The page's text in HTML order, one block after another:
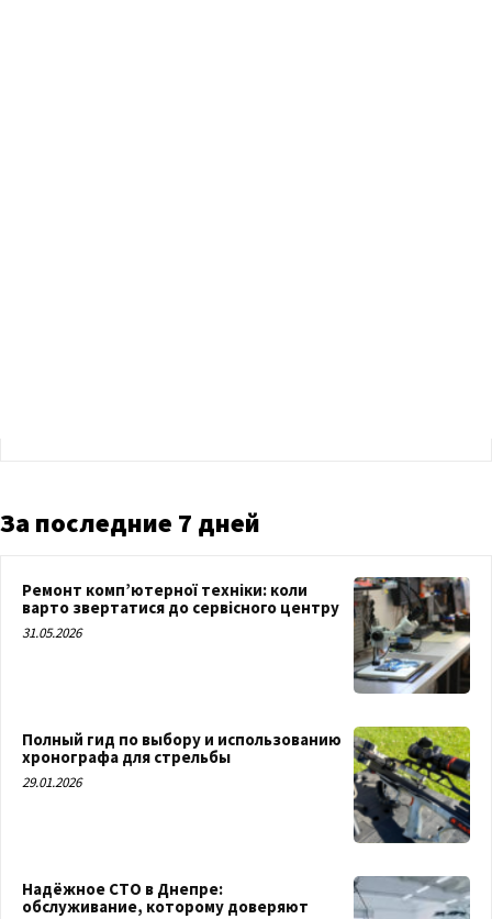
За последние 7 дней
Ремонт комп’ютерної техніки: коли
варто звертатися до сервісного центру
31.05.2026
Полный гид по выбору и использованию
хронографа для стрельбы
29.01.2026
Надёжное СТО в Днепре:
обслуживание, которому доверяют